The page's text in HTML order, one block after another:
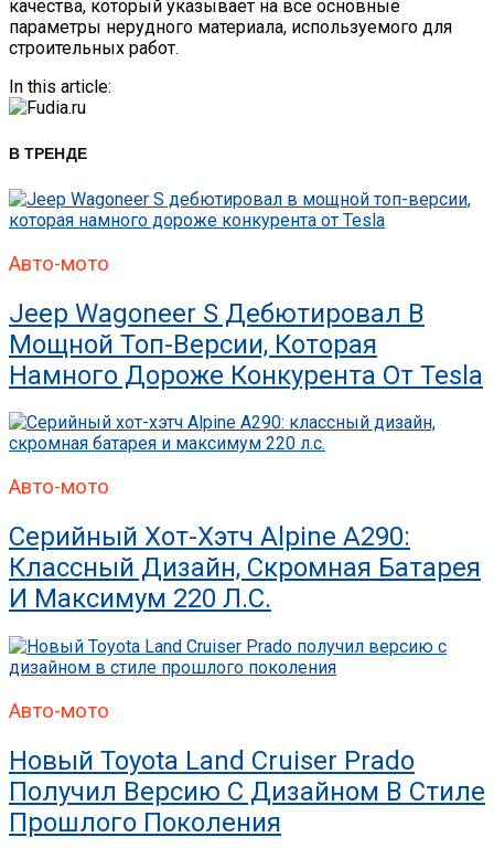
качества, который указывает на все основные
параметры нерудного материала, используемого для
строительных работ.
In this article:
В ТРЕНДЕ
Авто-мото
Jeep Wagoneer S Дебютировал В
Мощной Топ-Версии, Которая
Намного Дороже Конкурента От Tesla
Авто-мото
Серийный Хот-Хэтч Alpine A290:
Классный Дизайн, Скромная Батарея
И Максимум 220 Л.с.
Авто-мото
Новый Toyota Land Cruiser Prado
Получил Версию С Дизайном В Стиле
Прошлого Поколения